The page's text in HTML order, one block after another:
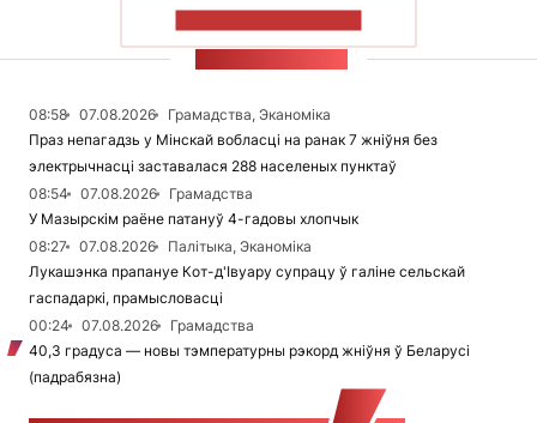
08:58 07.08.2026
Грамадства, Эканоміка
Праз непагадзь у Мінскай вобласці на ранак 7 жніўня без
электрычнасці заставалася 288 населеных пунктаў
08:54
07.08.2026
Грамадства
У Мазырскім раёне патануў 4-гадовы хлопчык
08:27
07.08.2026
Палітыка, Эканоміка
Лукашэнка прапануе Кот-д'Івуару супрацу ў галіне сельскай
гаспадаркі, прамысловасці
00:24
07.08.2026
Грамадства
40,3 градуса — новы тэмпературны рэкорд жніўня ў Беларусі
(падрабязна)